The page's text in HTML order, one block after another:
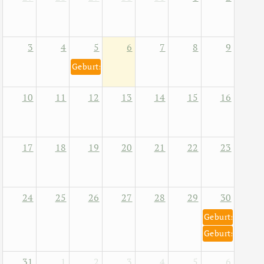
3 4 5
Geburtstag von Helene Fischer 5. August 1984
6 7 8 9
10 11 12 13 14 15 16
17 18 19 20 21 22 23
24 25 26 27 28 29 30
Geburtstag
Geburtstag